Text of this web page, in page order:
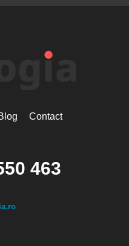
Contact
463